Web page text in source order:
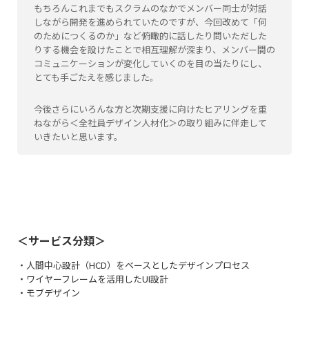
もちろんこれまでもスクラムのなかでメンバー同士が対話
しながら開発を進められていたのですが、今回改めて「何
のためにつくるのか」など俯瞰的に話したり問いただした
りする機会を設けたことで相互理解が深まり、メンバー間の
コミュニケーションが変化していくのを目の当たりにし、
とても手ごたえを感じました。
今後さらにいろんな方と次期支援に向けたヒアリングを重
ねながら＜全社員デザイン人材化＞の取り組みに伴走して
いきたいと思います。
＜サービス分類＞
・人間中心設計（HCD）をベースとしたデザインプロセス
・ワイヤーフレームを活用したUI設計
・モブデザイン